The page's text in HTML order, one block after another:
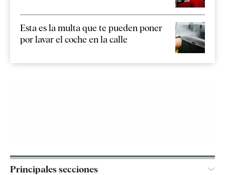
Esta es la multa que te pueden poner
por lavar el coche en la calle
Principales secciones